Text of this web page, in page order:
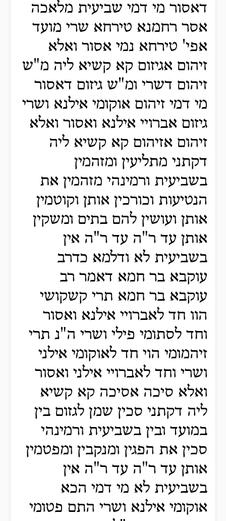
דאסור מי דמי שביעית מלאכה
אסר רחמנא טירחא שרי מועד
אפי' טירחא נמי אסור ואלא
זיהום אגיזום קא קשיא ליה מ"ש
זיהום דשרי ומ"ש גיזום דאסור
מי דמי זיהום אוקומי אילנא ושרי
גיזום אברויי אילנא ואסור ואלא
זיהום אזיהום קא קשיא ליה
דקתני מתליעין ומזהמין
בשביעית ורמינהי מזהמין את
הנטיעות וכורכין אותן וקוטמין
אותן ועושין להם בתים ומשקין
אותן עד ר"ה עד ר"ה אין
בשביעית לא ודלמא כדרב
עוקבא בר חמא דאמר רב
עוקבא בר חמא תרי קשקושי
הוו חד לאברויי אילנא ואסור
וחד לסתומי פילי ושרי ה"נ תרי
זיהמומי הוי חד לאוקומי אילני
ושרי וחד לאברויי אילני ואסור
ואלא סיכה אסיכה קא קשיא
ליה דקתני סכין שמן לגזום בין
במועד ובין בשביעית ורמינהי
סכין את הפגין ומנקבין ומפטמין
אותן עד ר"ה עד ר"ה אין
בשביעית לא מי דמי הכא
אוקומי אילנא ושרי התם פטומי